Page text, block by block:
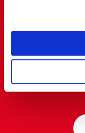
privacidad.